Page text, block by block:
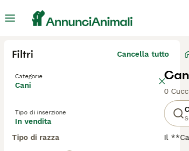
Filtri Cancella tutto
Categorie
Cani
Tipo di inserzione
In vendita
Tipo di razza
0
Il